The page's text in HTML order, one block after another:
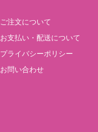
ご注文について
お支払い・配送について
プライバシーポリシー
お問い合わせ